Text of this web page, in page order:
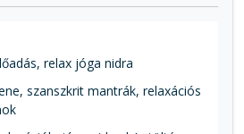
relax jóga nidra
szanszkrit mantrák, relaxációs